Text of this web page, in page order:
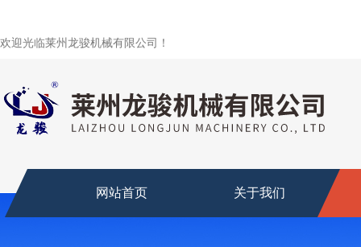
欢迎光临莱州龙骏机械有限公司！
网站首页 关于我们